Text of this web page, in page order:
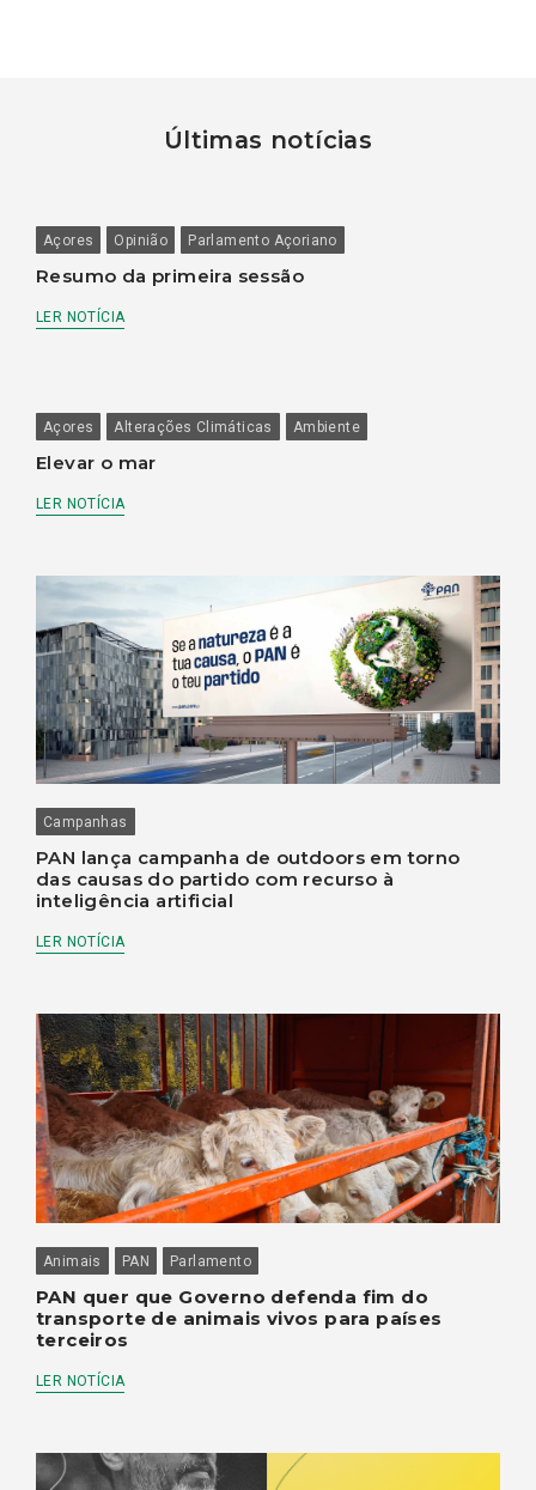
Últimas notícias
Açores Opinião Parlamento Açoriano
Resumo da primeira sessão
LER NOTÍCIA
Açores Alterações Climáticas Ambiente
Elevar o mar
LER NOTÍCIA
Campanhas
PAN lança campanha de outdoors em torno
das causas do partido com recurso à
inteligência artificial
LER NOTÍCIA
Animais PAN Parlamento
PAN quer que Governo defenda fim do
transporte de animais vivos para países
terceiros
LER NOTÍCIA